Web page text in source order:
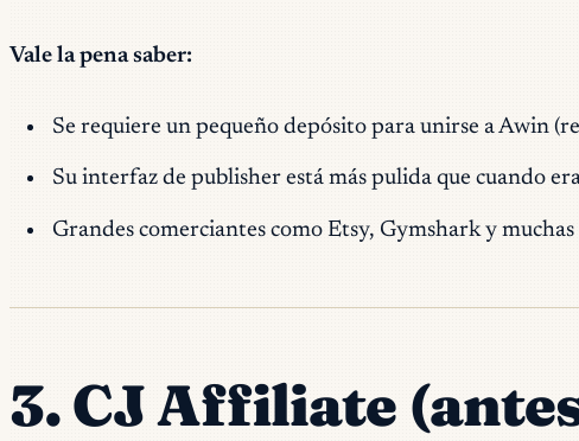
Vale la pena saber:
Se requiere un pequeño depósito para unirse a Awin
Su interfaz de publisher está más pulida que cuando
Grandes comerciantes como Etsy, Gymshark y
3. CJ Affiliate